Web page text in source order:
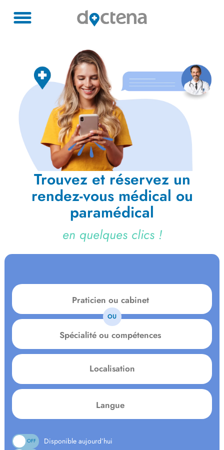
Trouvez et réservez un
rendez-vous médical ou
paramédical
en quelques clics !
OU
Spécialité
compétences
Language:
OFF Disponible aujourd’hui